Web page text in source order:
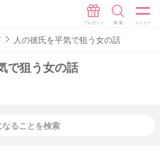
人の彼氏を平気で狙う女の話
で狙う女の話